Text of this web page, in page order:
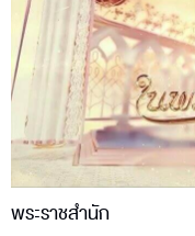
พระราชสำนัก